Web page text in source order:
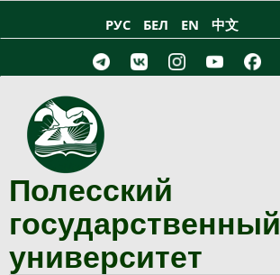
РУС БЕЛ EN 中文
Полесский
государственный
университет